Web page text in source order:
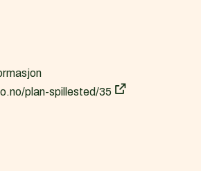
plan-spillested/35